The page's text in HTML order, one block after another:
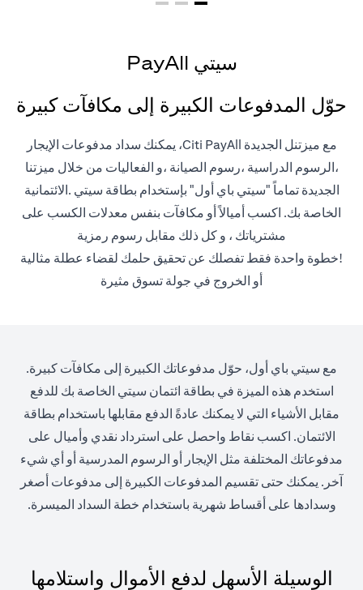
سيتي PayAll
حوّل المدفوعات الكبيرة إلى مكافآت كبيرة
مع ميزتنل الجديدة Citi PayAll، يمكنك سداد مدفوعات الإيجار
،الرسوم الدراسية ،رسوم الصيانة ،و الفعاليات من خلال ميزتنا
الجديدة تماماً "سيتي باي أول" بإستخدام بطاقة سيتي .الائتمانية
الخاصة بك. اكسب أميالاً أو مكافآت بنفس معدلات الكسب على
مشترياتك ، و كل ذلك مقابل رسوم رمزية
!خطوة واحدة فقط تفصلك عن تحقيق حلمك لقضاء عطلة مثالية
أو الخروج في جولة تسوق مثيرة
مع سيتي باي أول، حوّل مدفوعاتك الكبيرة إلى مكافآت كبيرة.
استخدم هذه الميزة في بطاقة ائتمان سيتي الخاصة بك للدفع
مقابل الأشياء التي لا يمكنك عادةً الدفع مقابلها باستخدام بطاقة
الائتمان. اكسب نقاط واحصل على استرداد نقدي وأميال على
مدفوعاتك المختلفة مثل الإيجار أو الرسوم المدرسية أو أي شيء
آخر. يمكنك حتى تقسيم المدفوعات الكبيرة إلى مدفوعات أصغر
وسدادها على أقساط شهرية باستخدام خطة السداد الميسرة.
الوسيلة الأسهل لدفع الأموال واستلامها